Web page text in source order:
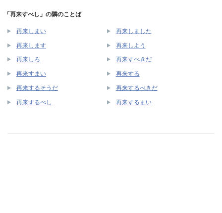
「再来すべし」の隣のことば
再来しまい 再来しました
再来します 再来しよう
再来しろ 再来すべきだ
再来すまい 再来する
再来するそうだ 再来するべきだ
再来するべし 再来するまい